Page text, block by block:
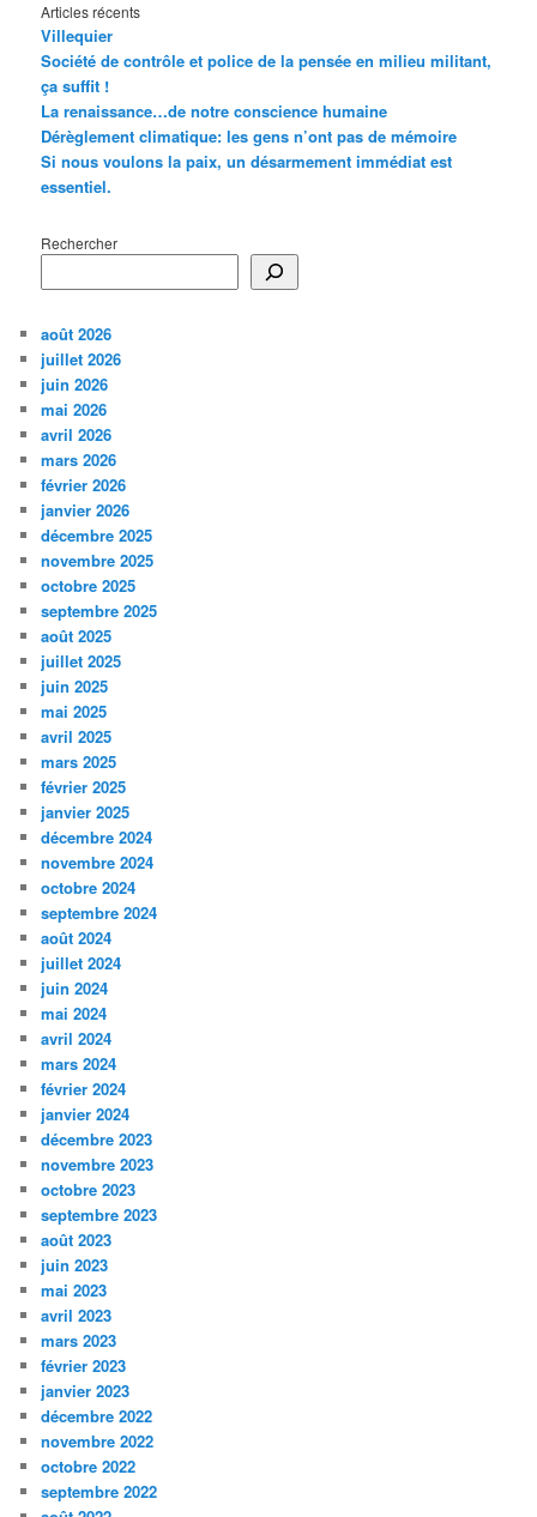
Articles récents
Villequier
Société de contrôle et police de la pensée en milieu militant,
ça suffit !
La renaissance…de notre conscience humaine
Dérèglement climatique: les gens n’ont pas de mémoire
Si nous voulons la paix, un désarmement immédiat est
essentiel.
Rechercher
août 2026
juillet 2026
juin 2026
mai 2026
avril 2026
mars 2026
février 2026
janvier 2026
décembre 2025
novembre 2025
octobre 2025
septembre 2025
août 2025
juillet 2025
juin 2025
mai 2025
avril 2025
mars 2025
février 2025
janvier 2025
décembre 2024
novembre 2024
octobre 2024
septembre 2024
août 2024
juillet 2024
juin 2024
mai 2024
avril 2024
mars 2024
février 2024
janvier 2024
décembre 2023
novembre 2023
octobre 2023
septembre 2023
août 2023
juin 2023
mai 2023
avril 2023
mars 2023
février 2023
janvier 2023
décembre 2022
novembre 2022
octobre 2022
septembre 2022